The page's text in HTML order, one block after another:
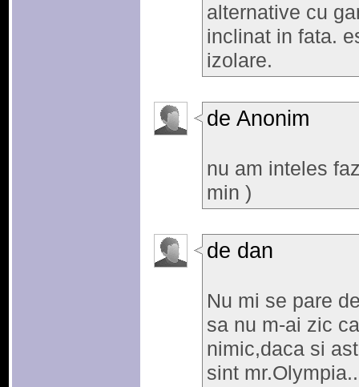
alternative cu
inclinat in fata.
izolare.
de Anonim
nu am inteles
min )
de dan
Nu mi se pare
sa nu m-ai zic
nimic,daca si
sint